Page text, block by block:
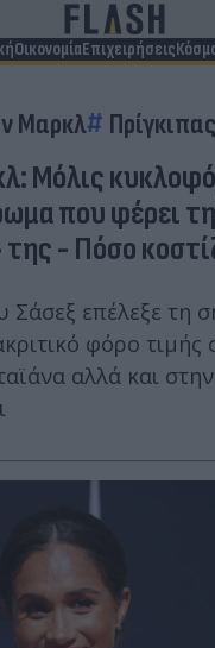
ΟικονομίαΕπιχειρήσεις
Μαρκλ
Μόλις
που φέρει
- Πόσο
Σάσεξ επέλεξε τη
φόρο τιμής
αλλά και